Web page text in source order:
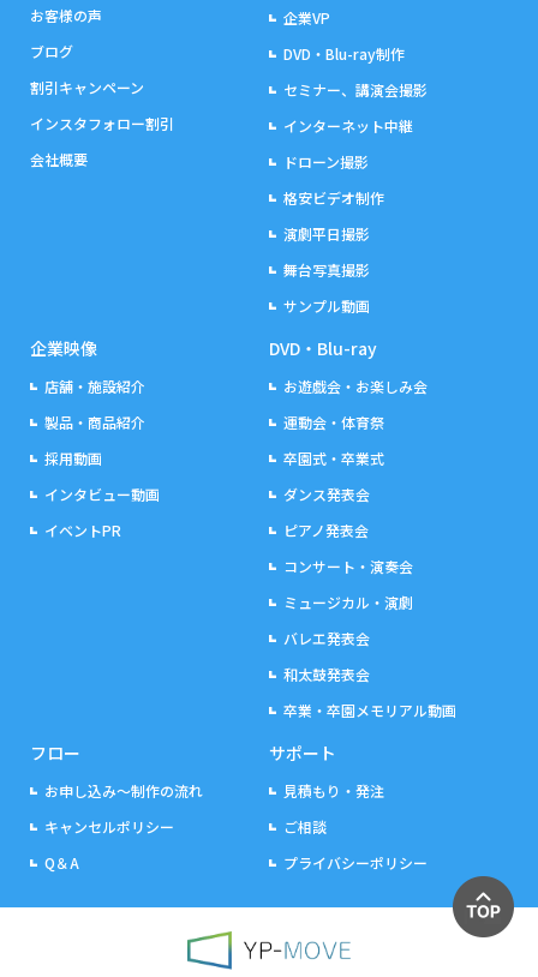
お客様の声
ブログ
割引キャンペーン
インスタフォロー割引
会社概要
企業VP
DVD・Blu-ray制作
セミナー、講演会撮影
インターネット中継
ドローン撮影
格安ビデオ制作
演劇平日撮影
舞台写真撮影
サンプル動画
企業映像
店舗・施設紹介
製品・商品紹介
採用動画
インタビュー動画
イベントPR
DVD・Blu-ray
お遊戯会・お楽しみ会
運動会・体育祭
卒園式・卒業式
ダンス発表会
ピアノ発表会
コンサート・演奏会
ミュージカル・演劇
バレエ発表会
和太鼓発表会
卒業・卒園メモリアル動画
フロー
お申し込み～制作の流れ
キャンセルポリシー
Q＆A
サポート
見積もり・発注
ご相談
プライバシーポリシー